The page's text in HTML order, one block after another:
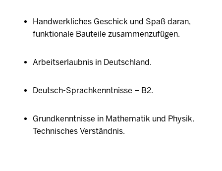
Handwerkliches Geschick und Spaß daran,
funktionale Bauteile zusammenzufügen.
Arbeitserlaubnis in Deutschland.
Deutsch-Sprachkenntnisse – B2.
Grundkenntnisse in Mathematik und Physik.
Technisches Verständnis.